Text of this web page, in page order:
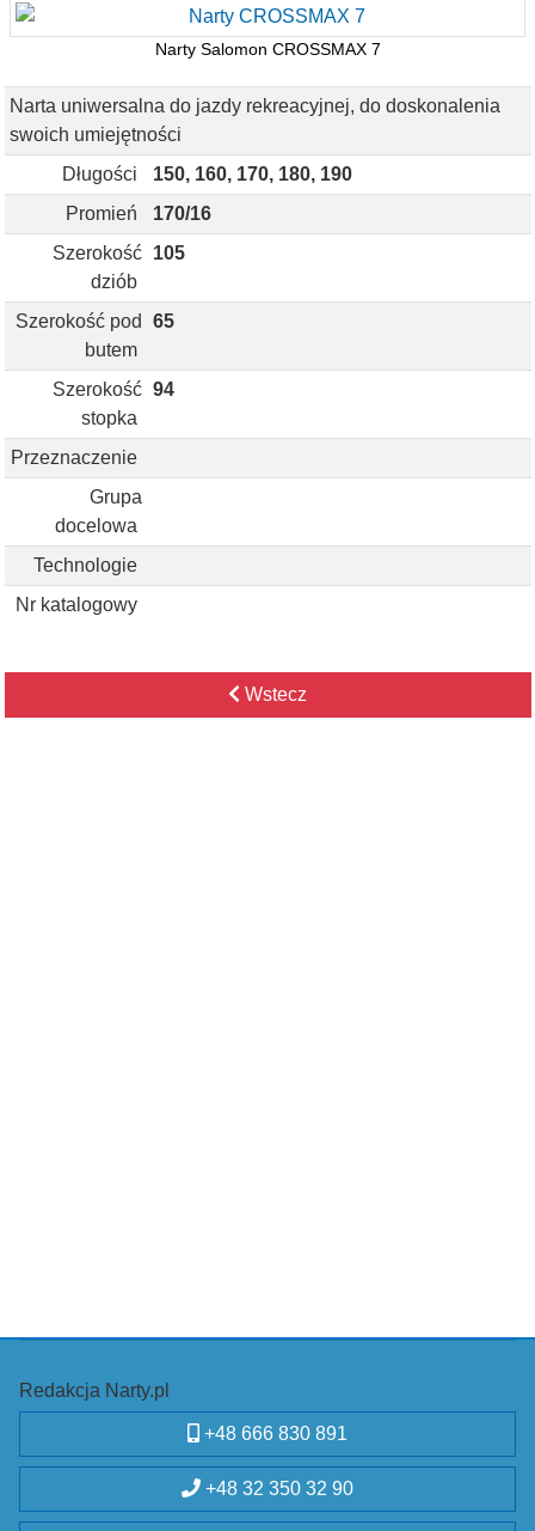
Narty Salomon CROSSMAX 7
Narta uniwersalna do jazdy rekreacyjnej, do doskonalenia
swoich umiejętności
Długości
150, 160, 170, 180, 190
Promień
170/16
Szerokość
dziób
105
Szerokość pod
butem
65
Szerokość
stopka
94
Przeznaczenie
Grupa
docelowa
Technologie
Nr katalogowy
Wstecz
Redakcja Narty.pl
+48 666 830 891
+48 32 350 32 90